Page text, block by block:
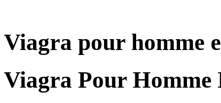
Viagra pour homme
Viagra Pour Homme